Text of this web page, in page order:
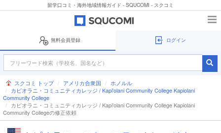
留学口コミ・海外地域情報ガイド - SQUCOMI - スクコミ
無料会員登録 ログイン
スクコミ トップ アメリカ合衆国
ホノルル
カピオラニ・コミュニティカレッジ / Kapi'olani Community College Kapiolani
Community College
カピオラニ・コミュニティカレッジ / Kapi'olani Community College Kapiolani
Community Collegeの修正依頼